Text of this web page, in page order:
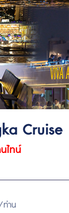
Cruise
ไทน์
าน